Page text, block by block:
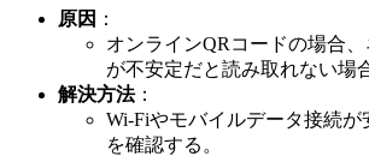
原因 ：
オンラインQRコードの場合
が不安定だと読み取れない場
解決方法：
Wi-Fiやモバイルデータ接続が
を確認する。